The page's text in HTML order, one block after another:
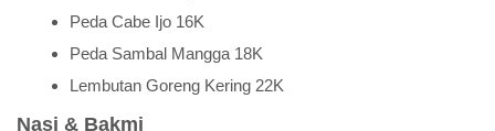
Peda Cabe Ijo 16K
Peda Sambal Mangga 18K
Lembutan Goreng Kering 22K
Nasi & Bakmi